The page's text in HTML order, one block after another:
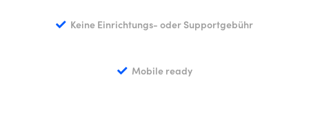
Keine Einrichtungs- oder Supportgebühr
Mobile ready